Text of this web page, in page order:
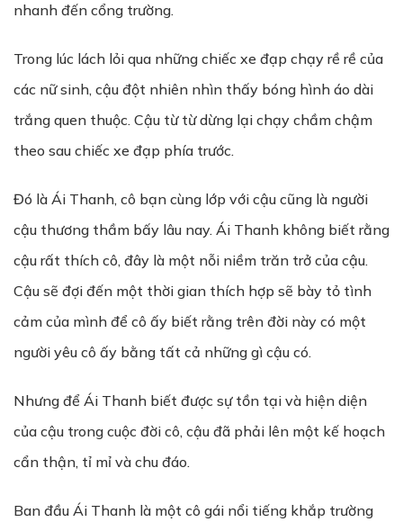
nhanh đến cổng trường.
Trong lúc lách lỏi qua những chiếc xe đạp chạy rề rề của
các nữ sinh, cậu đột nhiên nhìn thấy bóng hình áo dài
trắng quen thuộc. Cậu từ từ dừng lại chạy chầm chậm
theo sau chiếc xe đạp phía trước.
Đó là Ái Thanh, cô bạn cùng lớp với cậu cũng là người
cậu thương thầm bấy lâu nay. Ái Thanh không biết rằng
cậu rất thích cô, đây là một nỗi niềm trăn trở của cậu.
Cậu sẽ đợi đến một thời gian thích hợp sẽ bày tỏ tình
cảm của mình để cô ấy biết rằng trên đời này có một
người yêu cô ấy bằng tất cả những gì cậu có.
Nhưng để Ái Thanh biết được sự tồn tại và hiện diện
của cậu trong cuộc đời cô, cậu đã phải lên một kế hoạch
cẩn thận, tỉ mỉ và chu đáo.
Ban đầu Ái Thanh là một cô gái nổi tiếng khắp trường